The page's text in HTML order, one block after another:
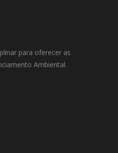
para oferecer as
Ambiental.